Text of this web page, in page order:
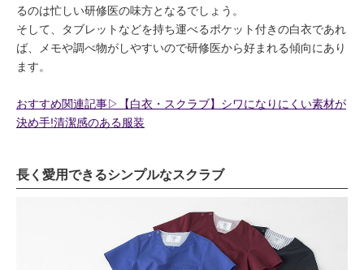
るのは忙しい研修医の味方となるでしょう。
そして、タブレットなどを持ち運べるポケット付きの白衣であれ
ば、メモや調べ物がしやすいので研修医から好まれる傾向にあり
ます。
おすすめ関連記事▷【白衣・スクラブ】シワになりにくい素材が
決め手!清潔感のある服装
長く愛用できるシンプルなスクラブ